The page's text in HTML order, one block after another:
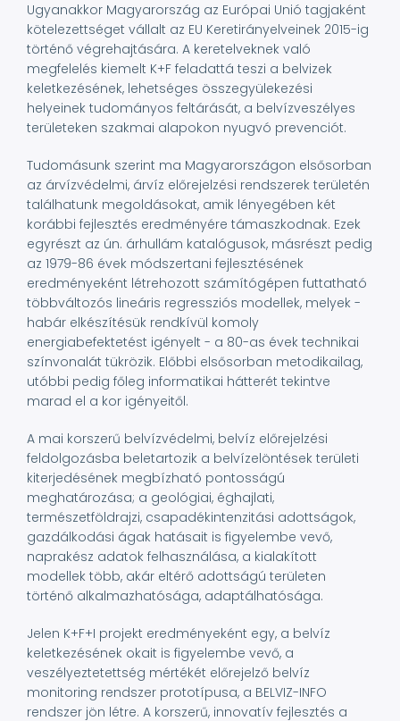
Ugyanakkor Magyarország az Európai Unió tagjaként
kötelezettséget vállalt az EU Keretirányelveinek 2015-ig
történő végrehajtására. A keretelveknek való
megfelelés kiemelt K+F feladattá teszi a belvizek
keletkezésének, lehetséges összegyülekezési
helyeinek tudományos feltárását, a belvízveszélyes
területeken szakmai alapokon nyugvó prevenciót.
Tudomásunk szerint ma Magyarországon elsősorban
az árvízvédelmi, árvíz előrejelzési rendszerek területén
találhatunk megoldásokat, amik lényegében két
korábbi fejlesztés eredményére támaszkodnak. Ezek
egyrészt az ún. árhullám katalógusok, másrészt pedig
az 1979-86 évek módszertani fejlesztésének
eredményeként létrehozott számítógépen futtatható
többváltozós lineáris regressziós modellek, melyek -
habár elkészítésük rendkívül komoly
energiabefektetést igényelt - a 80-as évek technikai
színvonalát tükrözik. Előbbi elsősorban metodikailag,
utóbbi pedig főleg informatikai hátterét tekintve
marad el a kor igényeitől.
A mai korszerű belvízvédelmi, belvíz előrejelzési
feldolgozásba beletartozik a belvízelöntések területi
kiterjedésének megbízható pontosságú
meghatározása; a geológiai, éghajlati,
természetföldrajzi, csapadékintenzitási adottságok,
gazdálkodási ágak hatásait is figyelembe vevő,
naprakész adatok felhasználása, a kialakított
modellek több, akár eltérő adottságú területen
történő alkalmazhatósága, adaptálhatósága.
Jelen K+F+I projekt eredményeként egy, a belvíz
keletkezésének okait is figyelembe vevő, a
veszélyeztetettség mértékét előrejelző belvíz
monitoring rendszer prototípusa, a BELVIZ-INFO
rendszer jön létre. A korszerű, innovatív fejlesztés a